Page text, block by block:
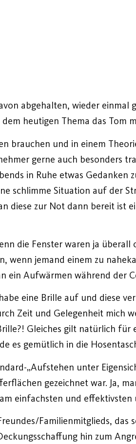
abgehalten, wieder einmal
heutigen Thema das Tom
brauchen und in einem
gerne auch besonders
in Ruhe etwas Gedanken
schlimme Situation auf der
diese zur Not dann bereit ist
die Fenster waren ja
wenn jemand einem zu
ein Aufwärmen während der
eine Brille auf und diese
Zeit und Gelegenheit mich
Gleiches gilt natürlich für
es gemütlich in die
„Aufstehen unter
gezeichnet war. Ja,
einfachsten und
Familienmitglieds, das
hin zum